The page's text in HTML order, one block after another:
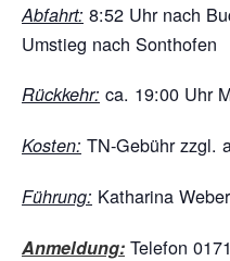
Abfahrt: 8:52 Uhr nach
Umstieg nach Sonthofen
Rückkehr: ca. 19:00 Uhr
Kosten: TN-Gebühr zzgl.
Führung: Katharina
Anmeldung: Telefon